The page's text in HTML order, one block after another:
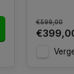
€599,00